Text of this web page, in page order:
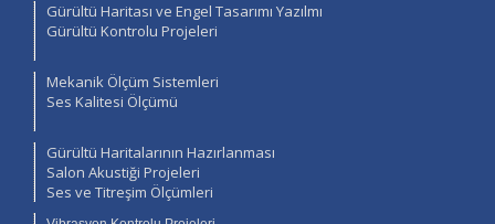
Gürültü Haritası ve Engel Tasarımı Yazılmı
Gürültü Kontrolu Projeleri
Mekanik Ölçüm Sistemleri
Ses Kalitesi Ölçümü
Gürültü Haritalarının Hazırlanması
Salon Akustiği Projeleri
Ses ve Titreşim Ölçümleri